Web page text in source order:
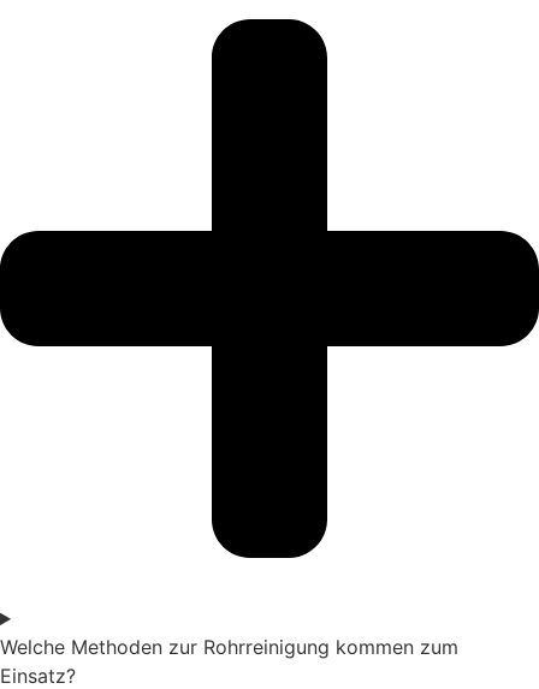
Welche Methoden zur Rohrreinigung kommen zum
Einsatz?